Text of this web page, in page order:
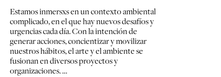
Estamos inmersxs en un contexto ambiental
complicado, en el que hay nuevos desafíos y
urgencias cada día. Con la intención de
generar acciones, concientizar y movilizar
nuestros hábitos, el arte y el ambiente se
fusionan en diversos proyectos y
organizaciones. …